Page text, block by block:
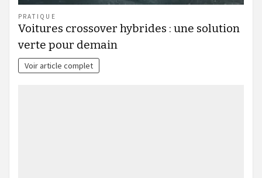
PRATIQUE
Voitures crossover hybrides : une solution
verte pour demain
Voir article complet